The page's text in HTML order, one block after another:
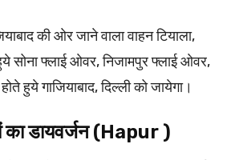
की ओर जाने वाला वाहन टियाला,
सोना फ्लाई ओवर, निजामपुर फ्लाई ओवर,
हुये गाजियाबाद, दिल्ली को जायेगा।
का डायवर्जन (Hapur )